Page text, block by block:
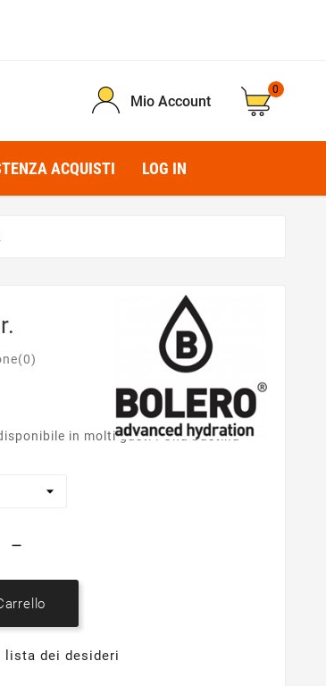
Mio Account
0
ACQUISTI LOG IN
in molti gusti . Una bustina
lista dei desideri